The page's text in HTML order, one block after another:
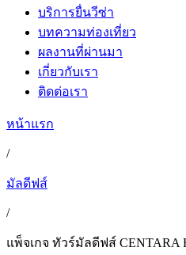
บริการยื่นวีซ่า
บทความท่องเที่ยว
ผลงานที่ผ่านมา
เกี่ยวกับเรา
ติดต่อเรา
หน้าแรก
/
มัลดีฟส์
/
แพ็จเกจ ทัวร์มัลดีฟส์ CENTARA